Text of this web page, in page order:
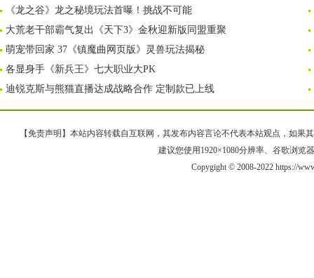
《龙之谷》龙之秘境玩法首曝！挑战不可能
大荒老干部霸气复出《天下3》金秋迎新版同盟重聚
萌宠带回家 37《镇魔曲网页版》灵兽玩法揭秘
各显身手《新兵王》七大职业大PK
迪锐克斯与熊猫直播达成战略合作 定制款已上线
【免责声明】本站内容转载自互联网，其发布内容言论不代表本站观点，如果
建议您使用1920×1080分辨率、谷歌浏览
Copygight © 2008-2022 https://